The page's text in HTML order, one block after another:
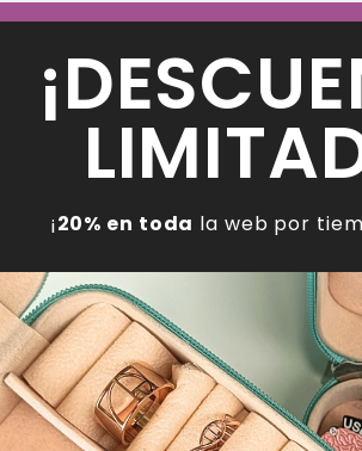
Aunque quizá no te gusten las
conoces el número Pi, que se identifica
con este símbolo: π o letra del alfabeto
griego del mismo nombre.
julio 21, 2023
GENERAL
¡20% en toda la web por